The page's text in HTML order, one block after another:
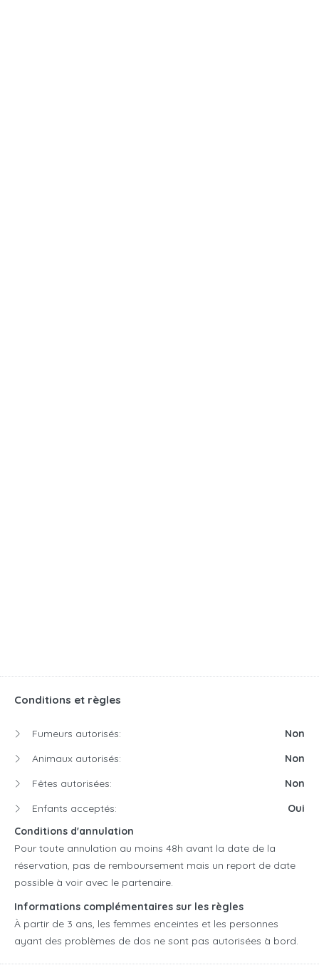
Conditions et règles
Fumeurs autorisés:
Non
Animaux autorisés:
Non
Fêtes autorisées:
Non
Enfants acceptés:
Oui
Conditions d'annulation
Pour toute annulation au moins 48h avant la date de la
réservation, pas de remboursement mais un report de date
possible à voir avec le partenaire.
Informations complémentaires sur les règles
À partir de 3 ans, les femmes enceintes et les personnes
ayant des problèmes de dos ne sont pas autorisées à bord.